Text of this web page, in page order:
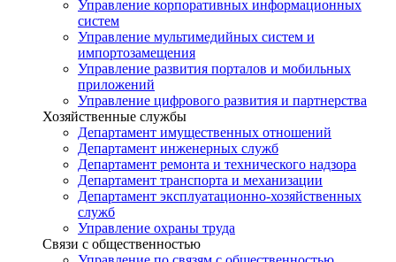
Управление корпоративных информационных
систем
Управление мультимедийных систем и
импортозамещения
Управление развития порталов и мобильных
приложений
Управление цифрового развития и партнерства
Хозяйственные службы
Департамент имущественных отношений
Департамент инженерных служб
Департамент ремонта и технического надзора
Департамент транспорта и механизации
Департамент эксплуатационно-хозяйственных
служб
Управление охраны труда
Связи с общественностью